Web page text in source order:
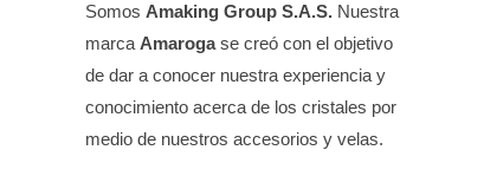
Somos Amaking Group S.A.S. Nuestra
marca Amarogase creó con el objetivo
de dar a conocer nuestra experiencia y
conocimiento acerca de los cristales por
medio de nuestros accesorios y velas.